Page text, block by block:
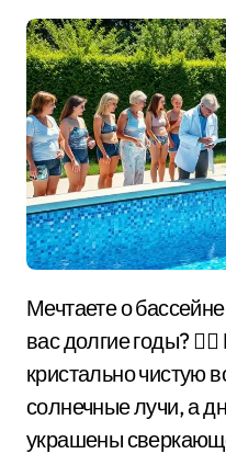
Мечтаете о бассейне, который будет радовать
вас долгие годы?
кристально чистую
солнечные лучи, а
украшены